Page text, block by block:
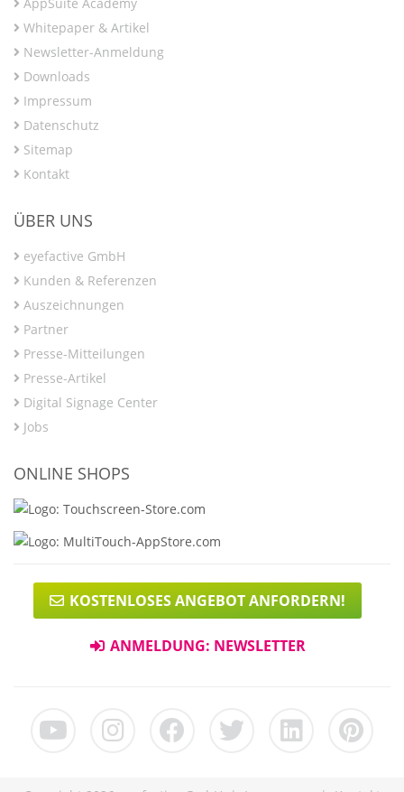
Whitepaper & Artikel
Newsletter-Anmeldung
Downloads
Impressum
Datenschutz
Sitemap
Kontakt
ÜBER UNS
eyefactive GmbH
Kunden & Referenzen
Auszeichnungen
Partner
Presse-Mitteilungen
Presse-Artikel
Digital Signage Center
Jobs
ONLINE SHOPS
KOSTENLOSES ANGEBOT ANFORDERN!
ANMELDUNG: NEWSLETTER